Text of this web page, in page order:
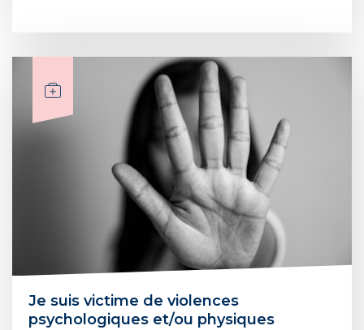
Je suis victime de violences
psychologiques et/ou physiques